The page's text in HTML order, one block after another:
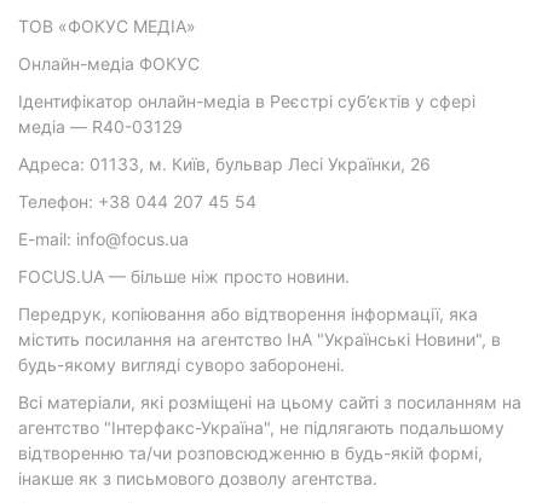
ТОВ «ФОКУС МЕДІА»
Онлайн-медіа ФОКУС
Ідентифікатор онлайн-медіа в Реєстрі суб’єктів у сфері
медіа — R40-03129
Адреса: 01133, м. Київ, бульвар Лесі Українки, 26
Телефон: +38 044 207 45 54
E-mail: info@focus.ua
FOCUS.UA — більше ніж просто новини.
Передрук, копіювання або відтворення інформації, яка
містить посилання на агентство ІнА "Українські Новини", в
будь-якому вигляді суворо заборонені.
Всі матеріали, які розміщені на цьому сайті з посиланням на
агентство "Інтерфакс-Україна", не підлягають подальшому
відтворенню та/чи розповсюдженню в будь-якій формі,
інакше як з письмового дозволу агентства.